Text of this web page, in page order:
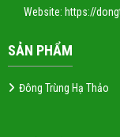
Website: https://
SẢN PHẨM
Đông Trùng Hạ Thảo